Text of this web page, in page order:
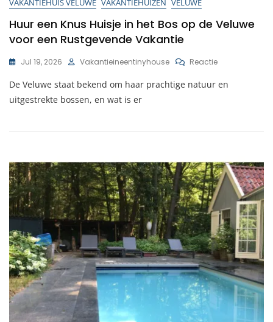
VAKANTIEHUIS VELUWE VAKANTIEHUIZEN VELUWE
Huur een Knus Huisje in het Bos op de Veluwe
voor een Rustgevende Vakantie
Jul 19, 2026 Vakantieineentinyhouse ReactieOp
Een
Het
De
Veluwe
Voor
Een
Rustgevende
Vakantie
De Veluwe staat bekend om haar prachtige natuur en
uitgestrekte bossen, en wat is er